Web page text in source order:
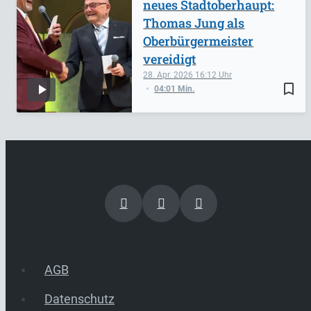
bookmark_border
28. Apr. 2026 16:12
04:01 Min.
neues Stadtoberhaupt:
Thomas Jung als
Oberbürgermeister
vereidigt
AGB
Datenschutz